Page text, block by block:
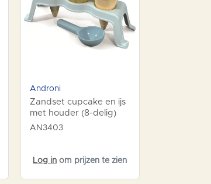
Androni
Zandset cupcake en ijs
met houder (8-delig)
pastel
AN3403
Log in om prijzen te zien